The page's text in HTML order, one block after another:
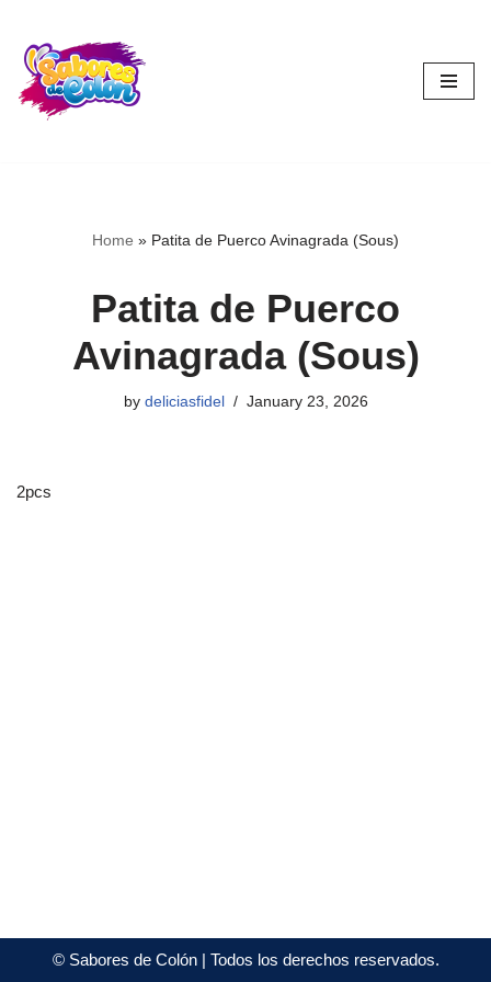
Skip
to
content
Home » Patita de Puerco Avinagrada (Sous)
Patita de Puerco
Avinagrada (Sous)
by deliciasfidel January 23, 2026
2pcs
©Sabores de Colón| Todos los derechos reservados.